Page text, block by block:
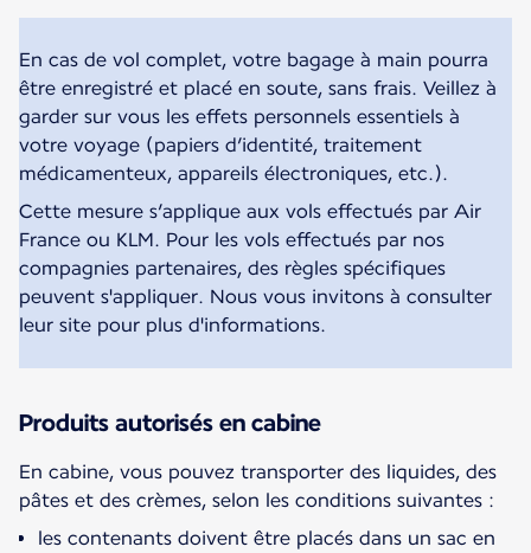
En cas de vol complet, votre bagage à main pourra
être enregistré et placé en soute, sans frais. Veillez à
garder sur vous les effets personnels essentiels à
votre voyage (papiers d’identité, traitement
médicamenteux, appareils électroniques, etc.).
Cette mesure s’applique aux vols effectués par Air
France ou KLM. Pour les vols effectués par nos
compagnies partenaires, des règles spécifiques
peuvent s'appliquer. Nous vous invitons à consulter
leur site pour plus d'informations.
Produits autorisés en cabine
En cabine, vous pouvez transporter des liquides, des
pâtes et des crèmes, selon les conditions suivantes :
les contenants doivent être placés dans un sac en